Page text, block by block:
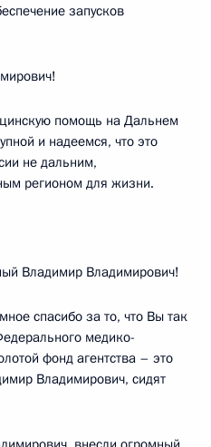
запусков
помощь на Дальнем
и надеемся, что это
не дальним,
регионом для жизни.
Владимир Владимирович!
спасибо за то, что Вы так
медико-
фонд агентства – это
Владимирович, сидят